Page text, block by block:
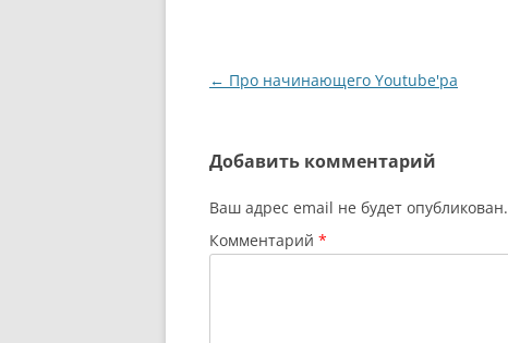
Навигация
← Про начинающего Youtube'ра
Добавить комментарий
Ваш адрес email не будет опубликован.
Комментарий *